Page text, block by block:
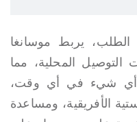
يربط موسانغا
التوصيل المحلية، مما
شيء في أي وقت،
الأفريقية، ومساعدة